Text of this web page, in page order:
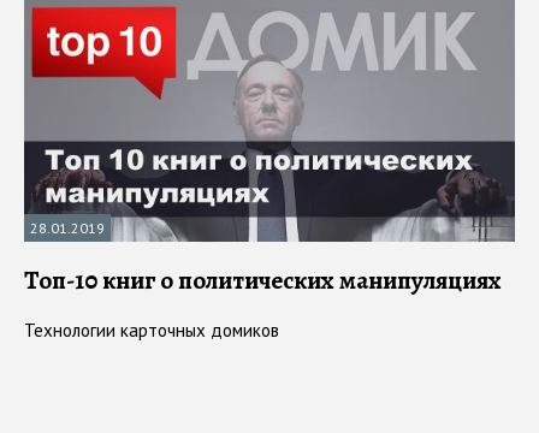
28.01.2019
Топ-10 книг о политических манипуляциях
Технологии карточных домиков